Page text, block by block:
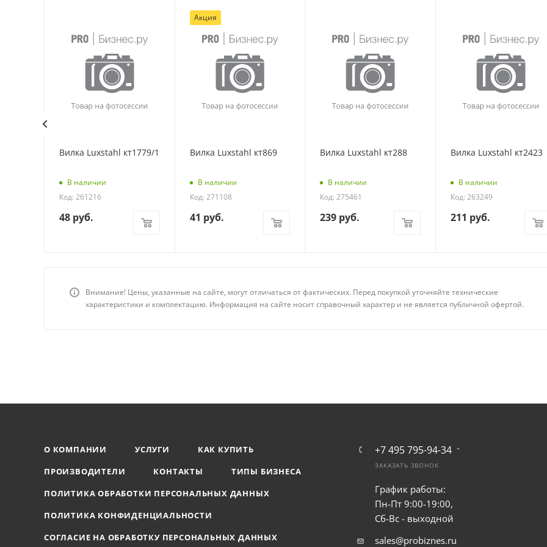
Вилка Luxstahl кт1779/1
В наличии
Код: 261216
48руб.
Акция
Вилка Luxstahl кт869
В наличии
Код: 271108
41 руб.
Вилка Luxstahl кт288
В наличии
Код: 275461
239 руб.
Вилка Luxstahl кт2423
В наличии
Код: 263249
211 руб.
Внимание! Цены, указанные на сайте, могут отличаться от фактических. Перед покупкой уточняйте технические
характеристики и комплектацию. Информация на сайте носит справочный характер и не является публичной офертой.
О КОМПАНИИ УСЛУГИ
КАК КУПИТЬ
ПРОИЗВОДИТЕЛИ
КОНТАКТЫ
ТИПЫ БИЗНЕСА
ПОЛИТИКА ОБРАБОТКИ ПЕРСОНАЛЬНЫХ ДАННЫХ
ПОЛИТИКА КОНФИДЕНЦИАЛЬНОСТИ
СОГЛАСИЕ НА ОБРАБОТКУ ПЕРСОНАЛЬНЫХ ДАННЫХ
+7 495 795-94-34
ЗАКАЗАТЬ ЗВОНОК
График работы:
Пн-Пт 9:00-19:00,
Сб-Вс - выходной
sales@probiznes.ru